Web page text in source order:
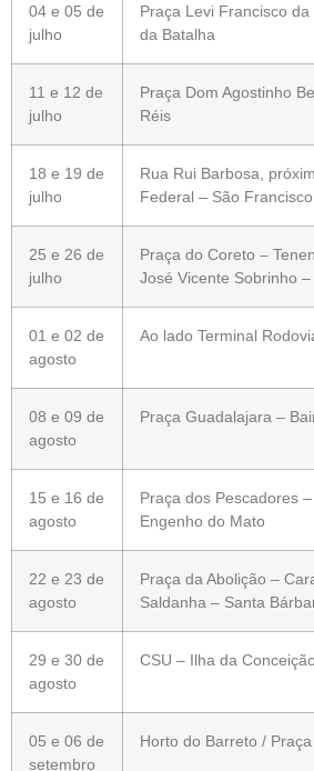
04 e 05 de
julho
Praça Levi Francisco
da Batalha
11 e 12 de
julho
Praça Dom Agostinho
Réis
18 e 19 de
julho
Rua Rui Barbosa,
Federal – São Francisco
25 e 26 de
julho
Praça do Coreto –
José Vicente Sobrinho
01 e 02 de
agosto
Ao lado Terminal
08 e 09 de
agosto
Praça Guadalajara –
15 e 16 de
agosto
Praça dos Pescadores
Engenho do Mato
22 e 23 de
agosto
Praça da Abolição –
Saldanha – Santa
29 e 30 de
agosto
CSU – Ilha da Conceição
05 e 06 de
setembro
Horto do Barreto /